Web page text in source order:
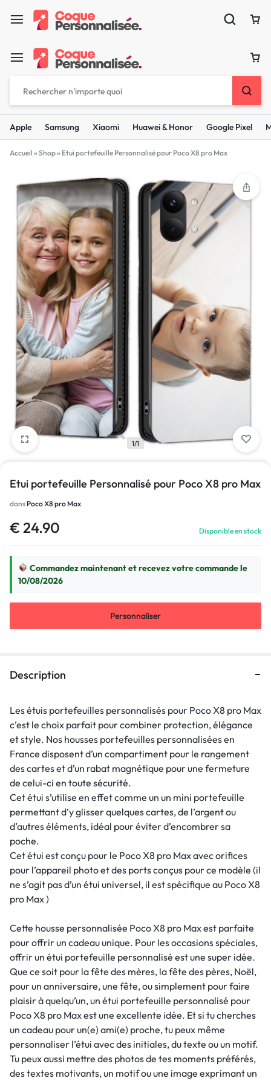
Apple Samsung Xiaomi Huawei & Honor Google Pixel
Accueil » Shop» Etui portefeuille Personnalisé pour Poco X8 pro Max
1/1
Etui portefeuille Personnalisé pour Poco X8 pro Max
dans Poco X8 pro Max
€ 24.90 Disponible en stock
Commandez maintenant et recevez votre commande le
10/08/2026
Personnaliser
Description
Les étuis portefeuilles personnalisés pour Poco X8 pro Max
c’est le choix parfait pour combiner protection, élégance
et style. Nos housses portefeuilles personnalisées en
France disposent d’un compartiment pour le rangement
des cartes et d’un rabat magnétique pour une fermeture
de celui-ci en toute sécurité.
Cet étui s’utilise en effet comme un un mini portefeuille
permettant d’y glisser quelques cartes, de l’argent ou
d’autres éléments, idéal pour éviter d’encombrer sa
poche.
Cet étui est conçu pour le Poco X8 pro Max avec orifices
pour l’appareil photo et des ports conçus pour ce modèle (il
ne s’agit pas d’un étui universel, il est spécifique au Poco X8
pro Max )
Cette housse personnalisée Poco X8 pro Max est parfaite
pour offrir un cadeau unique. Pour les occasions spéciales,
offrir un étui portefeuille personnalisé est une super idée.
Que ce soit pour la fête des mères, la fête des pères, Noël,
pour un anniversaire, une fête, ou simplement pour faire
plaisir à quelqu’un, un étui portefeuille personnalisé pour
Poco X8 pro Max est une excellente idée. Et si tu cherches
un cadeau pour un(e) ami(e) proche, tu peux même
personnaliser l’étui avec des initiales, du texte ou un motif.
Tu peux aussi mettre des photos de tes moments préférés,
des textes motivants, un motif ou une image exprimant un